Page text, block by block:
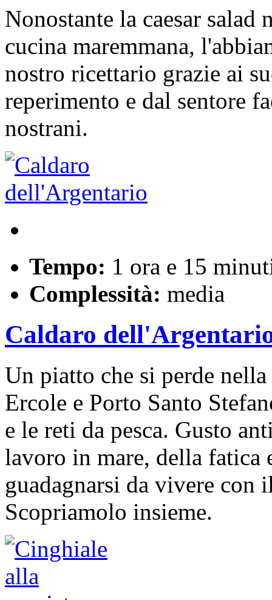
Nonostante la caesar salad
cucina maremmana,
nostro ricettario grazie ai
reperimento e dal sentore
nostrani.
Tempo: 1 ora e 15
Complessità: media
Caldaro
Un piatto che si perde
Ercole e Porto Santo
e le reti da pesca. Gusto
lavoro in mare, della fatica
guadagnarsi da vivere
Scopriamolo insieme.